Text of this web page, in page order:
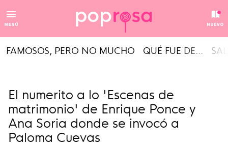
MENÚ NUEVO
FAMOSOS, PERO NO MUCHO QUÉ FUE DE...
El numerito a lo 'Escenas de
matrimonio' de Enrique Ponce y
Ana Soria donde se invocó a
Paloma Cuevas